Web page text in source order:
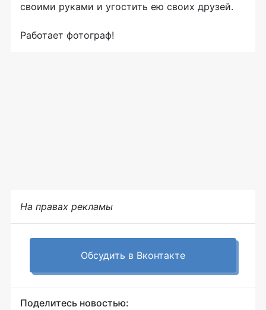
своими руками и угостить ею своих друзей.
Работает фотограф!
На правах рекламы
Обсудить в Вконтакте
Поделитесь новостью: